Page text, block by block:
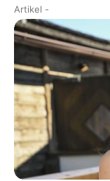
Artikel -